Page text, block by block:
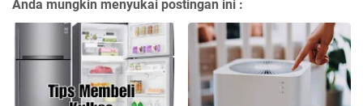
Anda mungkin menyukai postingan ini :